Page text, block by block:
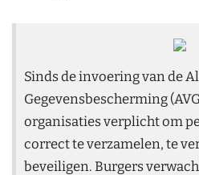
Sinds de invoering van de
Gegevensbescherming
organisaties verplicht om
correct te verzamelen, te
beveiligen. Burgers